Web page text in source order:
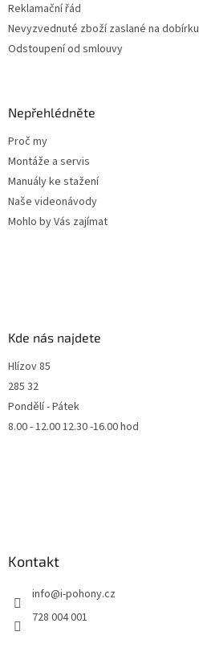
Reklamační řád
Nevyzvednuté zboží zaslané na dobírku
Odstoupení od smlouvy
Nepřehlédněte
Proč my
Montáže a servis
Manuály ke stažení
Naše videonávody
Mohlo by Vás zajímat
Kde nás najdete
Hlízov 85
285 32
Pondělí - Pátek
8.00 - 12.00 12.30 -16.00 hod
Kontakt
info@i-pohony.cz
728 004 001